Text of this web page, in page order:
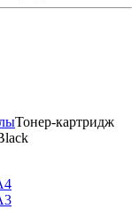
Тонер-картридж